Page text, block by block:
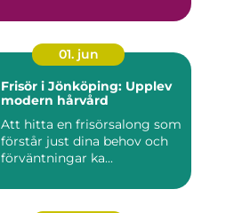
01. jun
Frisör i Jönköping: Upplev
modern hårvård
Att hitta en frisörsalong som
förstår just dina behov och
förväntningar ka...